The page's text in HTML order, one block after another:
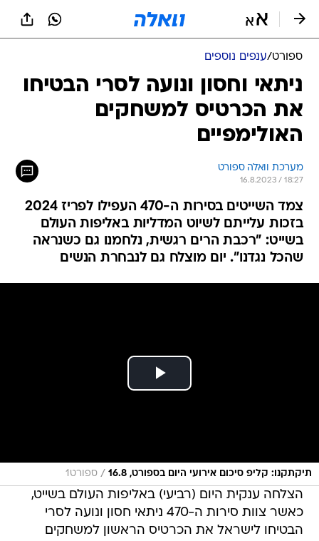
ספורט/ענפים נוספים
ניתאי וחסון ונועה לסרי הבטיחו
את הכרטיס למשחקים
האולימפיים
מערכת וואלה ספורט
16.8.2023 / 18:27
צמד השייטים בסירות ה-470 העפילו לפריז 2024
בזכות עלייתם לשיוט המדליות באליפות העולם
בשייט: "רכבת הרים רגשית, נלחמנו גם כשנראה
שהכל נגדנו". יום מוצלח גם לנבחרת הנשים
תיקתקנו: קליפ סיכום אירועי היום בספורט, 16.8 / ספורט1
הצלחה ענקית היום (רביעי) באליפות העולם בשייט,
כאשר צוות סירות ה-470 ניתאי חסון ונועה לסרי
הבטיחו לישראל את הכרטיס הראשון למשחקים